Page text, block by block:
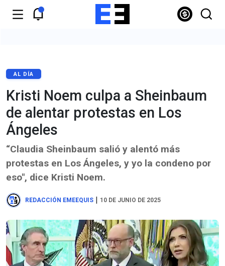
AL DÍA
Kristi Noem culpa a Sheinbaum
de alentar protestas en Los
Ángeles
“Claudia Sheinbaum salió y alentó más
protestas en Los Ángeles, y yo la condeno por
eso", dice Kristi Noem.
REDACCIÓN EMEEQUIS | 10 DE JUNIO DE 2025